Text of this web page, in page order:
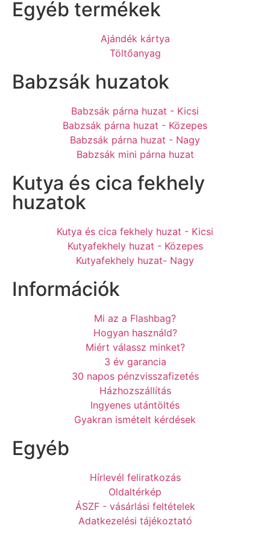
Egyéb termékek
Ajándék kártya
Töltőanyag
Babzsák huzatok
Babzsák párna huzat - Kicsi
Babzsák párna huzat - Közepes
Babzsák párna huzat - Nagy
Babzsák mini párna huzat
Kutya és cica fekhely
huzatok
Kutya és cica fekhely huzat - Kicsi
Kutyafekhely huzat - Közepes
Kutyafekhely huzat- Nagy
Információk
Mi az a Flashbag?
Hogyan használd?
Miért válassz minket?
3 év garancia
30 napos pénzvisszafizetés
Házhozszállítás
Ingyenes utántöltés
Gyakran ismételt kérdések
Egyéb
Hírlevél feliratkozás
Oldaltérkép
ÁSZF - vásárlási feltételek
Adatkezelési tájékoztató